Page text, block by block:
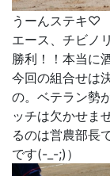
うーんステキ♡
エース、チビノ
勝利！！本当に
今回の組合せは
の。ベテラン勢
ッチは欠かせま
るのは営農部長
です(-_-;)）